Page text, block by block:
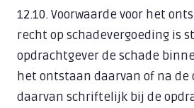
12.10. Voorwaarde voor het
recht op schadevergoeding is
opdrachtgever de schade
het ontstaan daarvan of na de
daarvan schriftelijk bij de